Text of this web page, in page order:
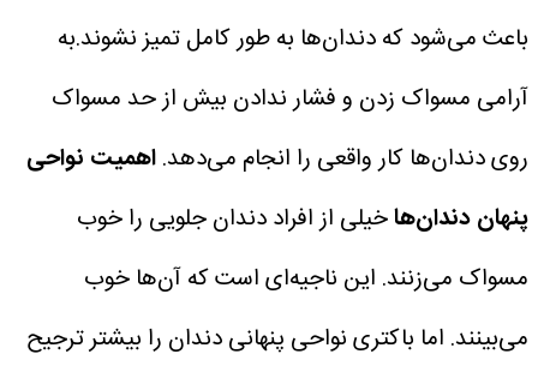
باعث می‌شود که دندان‌ها به طور کامل تمیز نشوند.به
آرامی مسواک زدن و فشار ندادن بیش از حد مسواک
روی دندان‌ها کار واقعی را انجام می‌دهد.اهمیت نواحی
پنهان دندان‌هاخیلی از افراد دندان جلویی را خوب
مسواک می‌زنند. این ناجیه‌ای است که آن‌ها خوب
می‌بینند. اما باکتری نواحی پنهانی دندان را بیشتر ترجیح